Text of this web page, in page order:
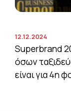
12.12.2024
Superbrand
όσων
είναι για 4η